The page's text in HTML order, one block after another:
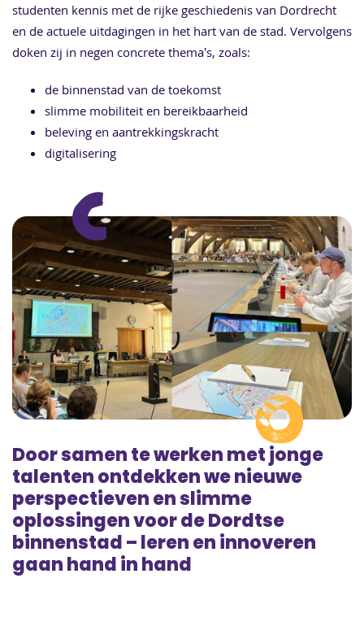
studenten kennis met de rijke geschiedenis van Dordrecht
en de actuele uitdagingen in het hart van de stad. Vervolgens
doken zij in negen concrete thema’s, zoals:
de binnenstad van de toekomst
slimme mobiliteit en bereikbaarheid
beleving en aantrekkingskracht
digitalisering
Door samen te werken met jonge
talenten ontdekken we nieuwe
perspectieven en slimme
oplossingen voor de Dordtse
binnenstad – leren en innoveren
gaan hand in hand